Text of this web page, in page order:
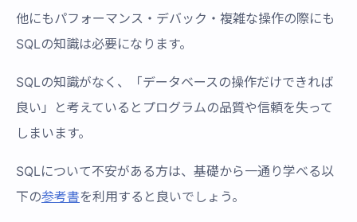
他にもパフォーマンス・デバック・複雑な操作の際にも
SQLの知識は必要になります。
SQLの知識がなく、「データベースの操作だけできれば
良い」と考えているとプログラムの品質や信頼を失って
しまいます。
SQLについて不安がある方は、基礎から一通り学べる以
下の参考書を利用すると良いでしょう。